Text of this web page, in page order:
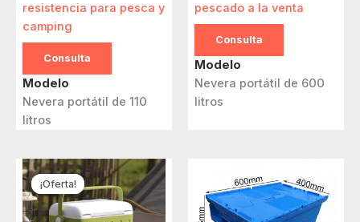
resistencia para pesca y
camping
Consulta
Modelo
Nevera portátil de 110
litros
pescado a la venta
Consulta
Modelo
Nevera portátil de 600
litros
¡Oferta!
¡Oferta!